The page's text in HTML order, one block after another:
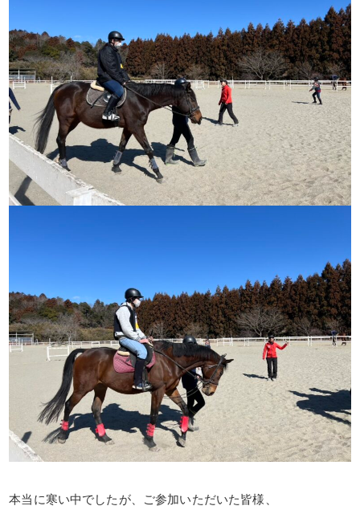
本当に寒い中でしたが、ご参加いただいた皆様、